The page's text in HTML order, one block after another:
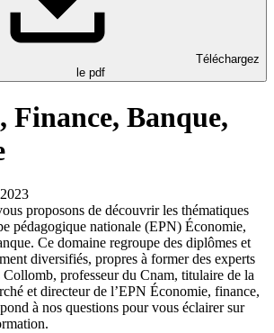
Téléchargez
le pdf
Finance, Banque,
proposons de découvrir les thématiques
pédagogique nationale (EPN) Économie,
Ce domaine regroupe des diplômes et
diversifiés, propres à former des experts
professeur du Cnam, titulaire de la
et directeur de l’EPN Économie, finance,
à nos questions pour vous éclairer sur